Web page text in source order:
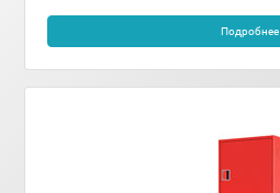
Подробнее